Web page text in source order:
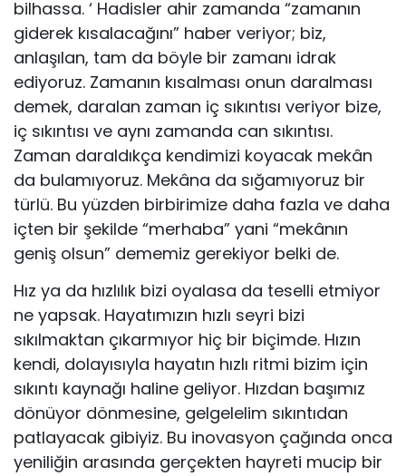
bilhassa. ‘ Hadisler ahir zamanda “zamanın
giderek kısalacağını” haber veriyor; biz,
anlaşılan, tam da böyle bir zamanı idrak
ediyoruz. Zamanın kısalması onun daralması
demek, daralan zaman iç sıkıntısı veriyor bize,
iç sıkıntısı ve aynı zamanda can sıkıntısı.
Zaman daraldıkça kendimizi koyacak mekân
da bulamıyoruz. Mekâna da sığamıyoruz bir
türlü. Bu yüzden birbirimize daha fazla ve daha
içten bir şekilde “merhaba” yani “mekânın
geniş olsun” dememiz gerekiyor belki de.
Hız ya da hızlılık bizi oyalasa da teselli etmiyor
ne yapsak. Hayatımızın hızlı seyri bizi
sıkılmaktan çıkarmıyor hiç bir biçimde. Hızın
kendi, dolayısıyla hayatın hızlı ritmi bizim için
sıkıntı kaynağı haline geliyor. Hızdan başımız
dönüyor dönmesine, gelgelelim sıkıntıdan
patlayacak gibiyiz. Bu inovasyon çağında onca
yeniliğin arasında gerçekten hayreti mucip bir